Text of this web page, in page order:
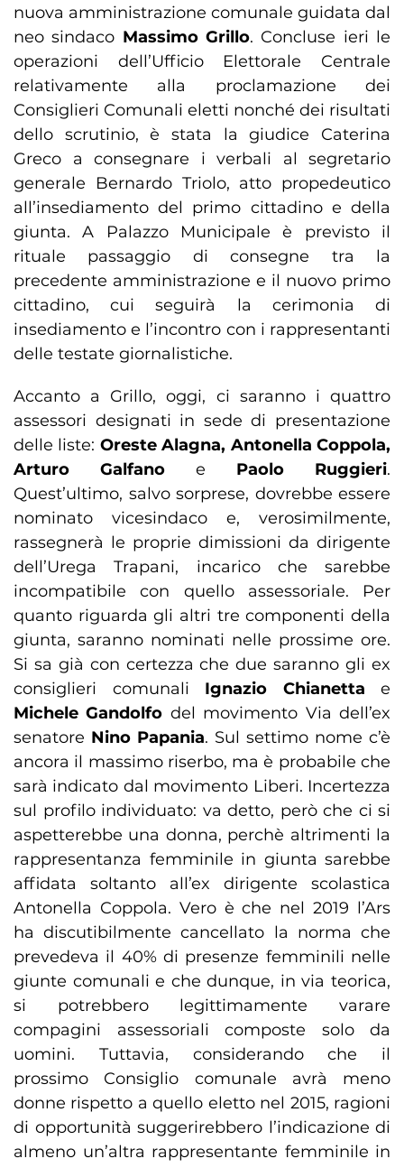
nuova amministrazione comunale guidata dal
neo sindaco Massimo Grillo. Concluse ieri le
operazioni dell’Ufficio Elettorale Centrale
relativamente alla proclamazione dei
Consiglieri Comunali eletti nonché dei risultati
dello scrutinio, è stata la giudice Caterina
Greco a consegnare i verbali al segretario
generale Bernardo Triolo, atto propedeutico
all’insediamento del primo cittadino e della
giunta. A Palazzo Municipale è previsto il
rituale passaggio di consegne tra la
precedente amministrazione e il nuovo primo
cittadino, cui seguirà la cerimonia di
insediamento e l’incontro con i rappresentanti
delle testate giornalistiche.
Accanto a Grillo, oggi, ci saranno i quattro
assessori designati in sede di presentazione
delle liste: Oreste Alagna, Antonella Coppola,
Arturo Galfano e Paolo Ruggieri.
Quest’ultimo, salvo sorprese, dovrebbe essere
nominato vicesindaco e, verosimilmente,
rassegnerà le proprie dimissioni da dirigente
dell’Urega Trapani, incarico che sarebbe
incompatibile con quello assessoriale. Per
quanto riguarda gli altri tre componenti della
giunta, saranno nominati nelle prossime ore.
Si sa già con certezza che due saranno gli ex
consiglieri comunali Ignazio Chianetta e
Michele Gandolfo del movimento Via dell’ex
senatore Nino Papania. Sul settimo nome c’è
ancora il massimo riserbo, ma è probabile che
sarà indicato dal movimento Liberi. Incertezza
sul profilo individuato: va detto, però che ci si
aspetterebbe una donna, perchè altrimenti la
rappresentanza femminile in giunta sarebbe
affidata soltanto all’ex dirigente scolastica
Antonella Coppola. Vero è che nel 2019 l’Ars
ha discutibilmente cancellato la norma che
prevedeva il 40% di presenze femminili nelle
giunte comunali e che dunque, in via teorica,
si potrebbero legittimamente varare
compagini assessoriali composte solo da
uomini. Tuttavia, considerando che il
prossimo Consiglio comunale avrà meno
donne rispetto a quello eletto nel 2015, ragioni
di opportunità suggerirebbero l’indicazione di
almeno un’altra rappresentante femminile in